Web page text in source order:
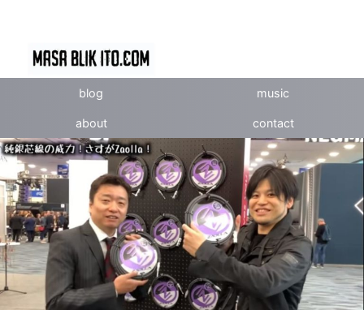
blog music
about contact